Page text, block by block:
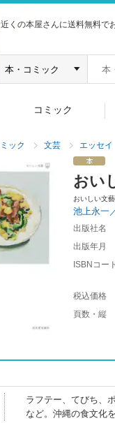
くの本屋さんに送料無料で
コミック
ック 文芸 エッセイ
おい
おいしい文藝
池上永一
出版社名
出版年月
ISBNコー
税込価格
頁数・縦
ラフテー、てびち、
など。沖縄の食文化